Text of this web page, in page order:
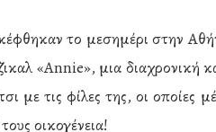
to search or ESC to close
το μεσημέρι στην
«Annie», μια διαχρονική
με τις φίλες της, οι
οικογένεια!